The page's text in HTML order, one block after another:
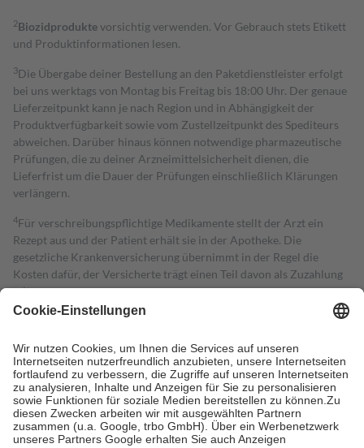
2Biozidproduktevorsichtig verwenden. Vor Gebrauch stets Etikett
und Produktinformationen lesen.
3Die Übergabe deiner Bestellung an den Paketdienstleister erfolgt
bei uns werktags von Montag bis Freitag bis 18:00 Uhr. Der genaue
Lieferzeitpunkt kann je nach Region und in Abhängigkeit der
Produktverfügbarkeit sowie vom Zustellzeitpunkt des Spediteurs
abweichen. Darüber hinaus können notwendige pharmazeutische
Prüfungen, die zu deiner Arzneimittelsicherheit dienen, die
Lieferfrist um die Dauer der Prüfungen einschließlich Klärungen
verlängern.
4Für verschreibungspflichtige Medikamente stellt der Arzt ein
Rezept aus und der Patient erhält sie in der Apotheke. Die
gesetzliche Krankenversicherung übernimmt in der Regel die
Kosten dafür, der Versicherte trägt einen Teil davon als Zuzahlung
mit.
Grundsätzlich leisten Mitglieder Zuzahlungen in Höhe von zehn
höchstens zehn Euro.
Es sind jedoch nie mehr als die tatsächlichen
Kosten der Leistung zu entrichten.
Diese Regeln gelten grundsätzlich auch für Online-Apotheken.
Bei Heilmitteln und häuslicher Krankenpflege beträgt die
Zuzahlung zehn Prozent der Kosten sowie zehn Euro je
Verordnung.
Um das Engagement der Versicherten für ihre eigene Gesundheit zu